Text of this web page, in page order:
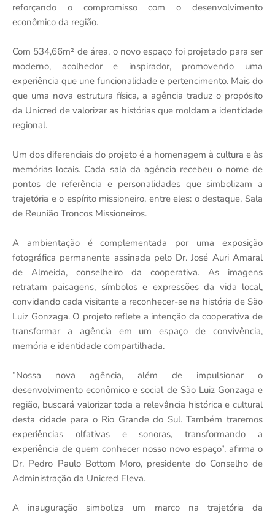
reforçando o compromisso com o desenvolvimento
econômico da região.
Com 534,66m² de área, o novo espaço foi projetado para ser
moderno, acolhedor e inspirador, promovendo uma
experiência que une funcionalidade e pertencimento. Mais do
que uma nova estrutura física, a agência traduz o propósito
da Unicred de valorizar as histórias que moldam a identidade
regional.
Um dos diferenciais do projeto é a homenagem à cultura e às
memórias locais. Cada sala da agência recebeu o nome de
pontos de referência e personalidades que simbolizam a
trajetória e o espírito missioneiro, entre eles: o destaque, Sala
de Reunião Troncos Missioneiros.
A ambientação é complementada por uma exposição
fotográfica permanente assinada pelo Dr. José Auri Amaral
de Almeida, conselheiro da cooperativa. As imagens
retratam paisagens, símbolos e expressões da vida local,
convidando cada visitante a reconhecer-se na história de São
Luiz Gonzaga. O projeto reflete a intenção da cooperativa de
transformar a agência em um espaço de convivência,
memória e identidade compartilhada.
“Nossa nova agência, além de impulsionar o
desenvolvimento econômico e social de São Luiz Gonzaga e
região, buscará valorizar toda a relevância histórica e cultural
desta cidade para o Rio Grande do Sul. Também traremos
experiências olfativas e sonoras, transformando a
experiência de quem conhecer nosso novo espaço”, afirma o
Dr. Pedro Paulo Bottom Moro, presidente do Conselho de
Administração da Unicred Eleva.
A inauguração simboliza um marco na trajetória da